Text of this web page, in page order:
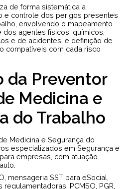
de forma sistemática a
e controle dos perigos presentes
envolvendo o mapeamento
dos agentes físicos, químicos,
e de acidentes, e definição de
compatíveis com cada risco
da Preventor
Medicina e
do Trabalho
Medicina e Segurança do
especializados em Segurança e
empresas, com atuação
mensageria SST para eSocial,
PCMSO, PGR,